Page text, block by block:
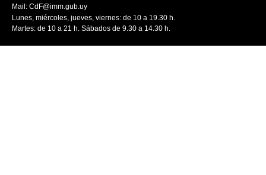
Mail: CdF@imm.gub.uy
Lunes, miércoles, jueves, viernes: de 10 a 19.30 h.
Martes: de 10 a 21 h. Sábados de 9.30 a 14.30 h.